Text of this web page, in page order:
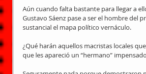
Aún cuando falta bastante para llegar a
Gustavo Sáenz pase a ser el hombre del
sustancial el mapa político vernáculo.
¿Qué harán aquellos macristas locales
que les apareció un “hermano”